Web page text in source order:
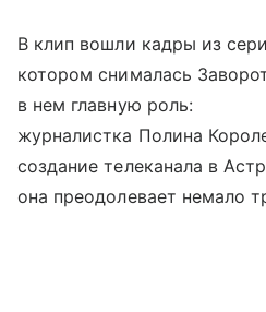
В клип вошли кадры из
котором снималась
в нем главную роль:
журналистка Полина
создание телеканала в
она преодолевает немало